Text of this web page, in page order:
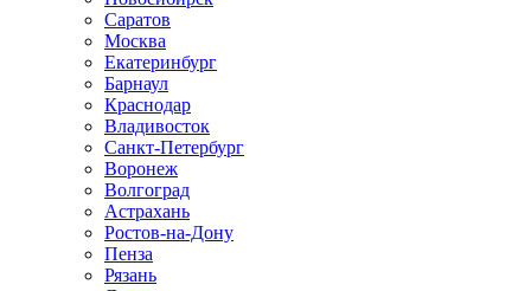
Саратов
Москва
Екатеринбург
Барнаул
Краснодар
Владивосток
Санкт-Петербург
Воронеж
Волгоград
Астрахань
Ростов-на-Дону
Пенза
Рязань